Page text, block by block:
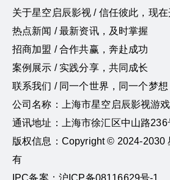
关于星空启辰影视 / 信任彼此，现
热点新闻 / 最新资讯，及时掌握
招商加盟 / 合作共赢，奔赴成功
案例展示 / 实践分享，共同成长
联系我们 / 同一个世界，同一个梦想
公司名称：上海市星空启辰影视游
通讯地址：上海市徐汇区中山路236
版权信息：Copyright © 2024-2030
有
IPC备案：沪ICP备08116629号-1